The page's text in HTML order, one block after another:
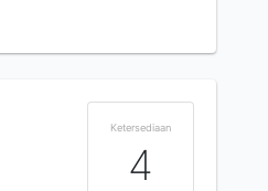
Ketersediaan
4